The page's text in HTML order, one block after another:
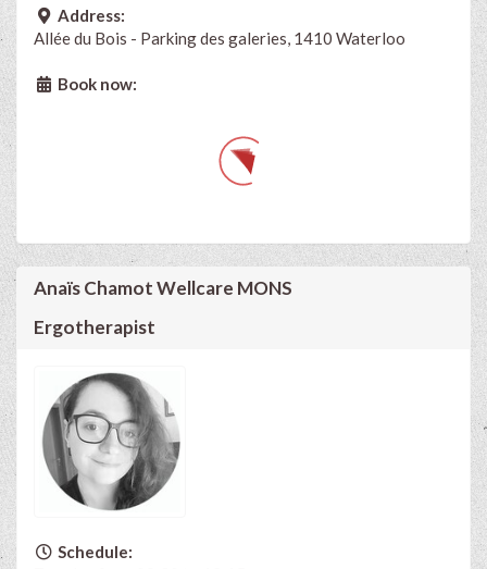
Address:
Allée du Bois - Parking des galeries, 1410 Waterloo
Book now:
Anaïs Chamot Wellcare MONS
Ergotherapist
Schedule: